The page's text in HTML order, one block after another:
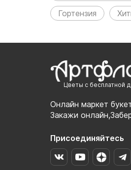
Гортензия
Цветы с бесплатной
Онлайн маркет
Закажи
Присоединяйтесь